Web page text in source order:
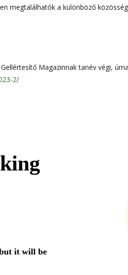
megtalálhatók a különböző
Magazinnak tanév végi,
2/